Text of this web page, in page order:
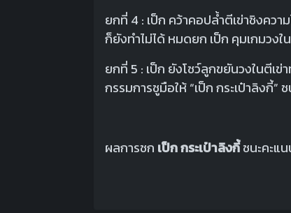
ยกที่ 4 : เป็ก คว้าคอปล้ำตีเข่าชิงคว
ก็ยังทำไม่ได้ หมดยก เป็ก คุมเกมวงใน
ยกที่ 5 : เป็ก ยังโชว์ลูกขยันวงในตีเ
กรรมการชูมือให้ “เป็ก กระเป๋าลิงกี้”
ผลการชก เป็ก กระเป๋าลิงกี้ชนะคะแ